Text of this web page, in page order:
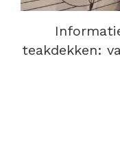
teakdekken: